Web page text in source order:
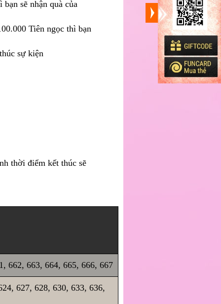
sẽ nhận quà của
Tiên ngọc thì bạn
sự kiện
thời điểm kết thúc sẽ
662, 663, 664, 665, 666, 667
627, 628, 630, 633, 636,